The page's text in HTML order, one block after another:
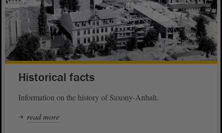
Historical facts
Information on the history of Saxony-Anhalt.
read more